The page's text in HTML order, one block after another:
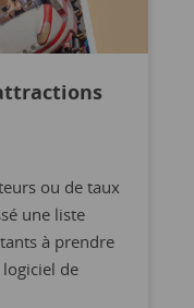
ou de taux
une liste
à prendre
de